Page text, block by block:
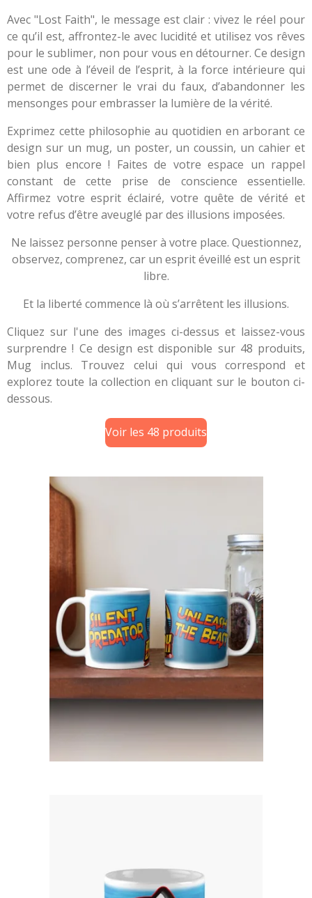
Avec "Lost Faith", le message est clair : vivez le réel pour
ce qu’il est, affrontez-le avec lucidité et utilisez vos rêves
pour le sublimer, non pour vous en détourner. Ce design
est une ode à l’éveil de l’esprit, à la force intérieure qui
permet de discerner le vrai du faux, d’abandonner les
mensonges pour embrasser la lumière de la vérité.
Exprimez cette philosophie au quotidien en arborant ce
design sur un mug, un poster, un coussin, un cahier et
bien plus encore ! Faites de votre espace un rappel
constant de cette prise de conscience essentielle.
Affirmez votre esprit éclairé, votre quête de vérité et
votre refus d’être aveuglé par des illusions imposées.
Ne laissez personne penser à votre place. Questionnez,
observez, comprenez, car un esprit éveillé est un esprit
libre.
Et la liberté commence là où s’arrêtent les illusions.
Cliquez sur l'une des images ci-dessus et laissez-vous
surprendre ! Ce design est disponible sur 48 produits,
Mug inclus. Trouvez celui qui vous correspond et
explorez toute la collection en cliquant sur le bouton ci-
dessous.
Voir les 48 produits